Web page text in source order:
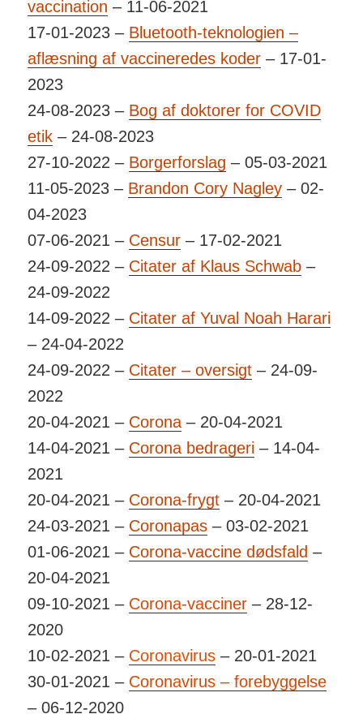
vaccination – 11-06-2021
17-01-2023 – Bluetooth-teknologien –
aflæsning af vaccineredes koder – 17-01-
2023
24-08-2023 – Bog af doktorer for COVID
etik – 24-08-2023
27-10-2022 – Borgerforslag – 05-03-2021
11-05-2023 – Brandon Cory Nagley – 02-
04-2023
07-06-2021 – Censur – 17-02-2021
24-09-2022 – Citater af Klaus Schwab –
24-09-2022
14-09-2022 – Citater af Yuval Noah Harari
– 24-04-2022
24-09-2022 – Citater – oversigt – 24-09-
2022
20-04-2021 – Corona – 20-04-2021
14-04-2021 – Corona bedrageri – 14-04-
2021
20-04-2021 – Corona-frygt – 20-04-2021
24-03-2021 – Coronapas – 03-02-2021
01-06-2021 – Corona-vaccine dødsfald –
20-04-2021
09-10-2021 – Corona-vacciner – 28-12-
2020
10-02-2021 – Coronavirus – 20-01-2021
30-01-2021 – Coronavirus – forebyggelse
– 06-12-2020